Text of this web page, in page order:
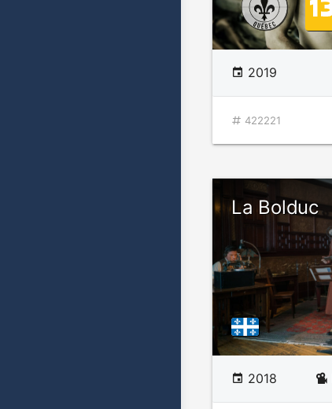
2019
422221
La Bolduc
2018